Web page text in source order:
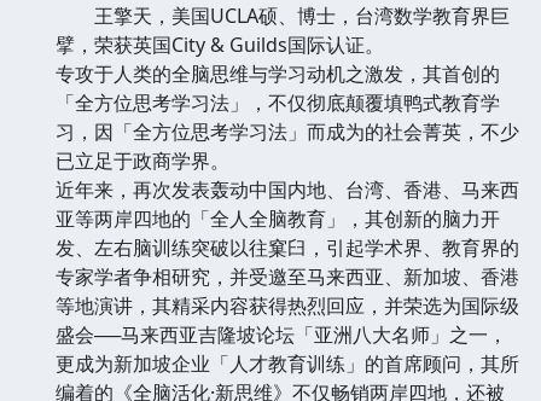
王擎天，美国UCLA硕、博士，台湾数学教育界巨
擘，荣获英国City & Guilds国际认证。
专攻于人类的全脑思维与学习动机之激发，其首创的
「全方位思考学习法」，不仅彻底颠覆填鸭式教育学
习，因「全方位思考学习法」而成为的社会菁英，不少
已立足于政商学界。
近年来，再次发表轰动中国内地、台湾、香港、马来西
亚等两岸四地的「全人全脑教育」，其创新的脑力开
发、左右脑训练突破以往窠臼，引起学术界、教育界的
专家学者争相研究，并受邀至马来西亚、新加坡、香港
等地演讲，其精采内容获得热烈回应，并荣选为国际级
盛会──马来西亚吉隆坡论坛「亚洲八大名师」之一，
更成为新加坡企业「人才教育训练」的首席顾问，其所
编着的《全脑活化·新思维》不仅畅销两岸四地，还被